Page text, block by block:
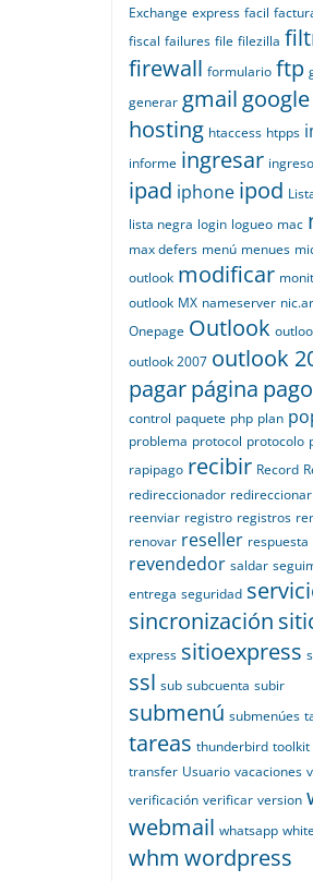
Exchange express facil
fiscal failures file filezilla
firewall formulario ftp
generar gmail google
hosting htaccess htpps
informe ingresar ingreso
ipad iphone ipod
lista negra login logueo mac
max defers menú menues
outlook modificar
outlook MX nameserver nic.ar
Onepage Outlook
outlook 2007 outlook
pagarpágina pago
control paquete php plan
problema protocol protocolo
rapipago recibir Record
redireccionador redireccionar
reenviar registro registros
renovar reseller respuesta
revendedor saldar
entrega seguridad
sincronización
express sitioexpress
ssl sub subcuenta subir
submenú submenúes
tareas thunderbird toolkit
transfer Usuario vacaciones
verificación verificar version
webmail whatsapp
whm wordpress